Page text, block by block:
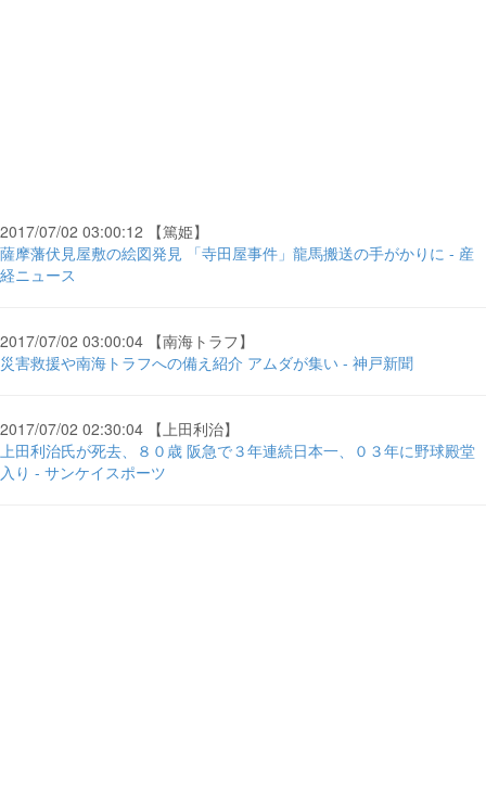
2017/07/02 03:00:12 【篤姫】
薩摩藩伏見屋敷の絵図発見 「寺田屋事件」龍馬搬送の手がかりに - 産
経ニュース
2017/07/02 03:00:04 【南海トラフ】
災害救援や南海トラフへの備え紹介 アムダが集い - 神戸新聞
2017/07/02 02:30:04 【上田利治】
上田利治氏が死去、８０歳 阪急で３年連続日本一、０３年に野球殿堂
入り - サンケイスポーツ